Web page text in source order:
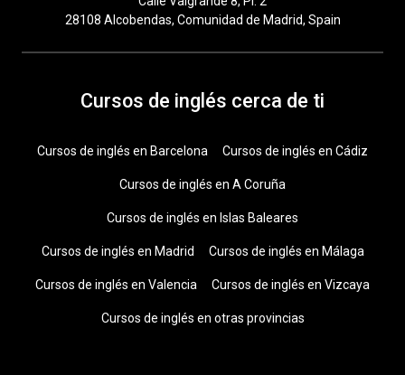
28108 Alcobendas, Comunidad de Madrid, Spain
Cursos de inglés cerca de ti
Cursos de inglés en Barcelona Cursos de inglés en Cádiz
Cursos de inglés en A Coruña
Cursos de inglés en Islas Baleares
Cursos de inglés en Madrid Cursos de inglés en Málaga
Cursos de inglés en Valencia Cursos de inglés en Vizcaya
Cursos de inglés en otras provincias